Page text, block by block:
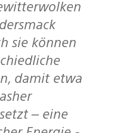
sie können
damit etwa
– eine